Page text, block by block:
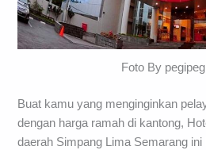
Foto By
Buat kamu yang menginginkan
dengan harga ramah di kantong,
daerah Simpang Lima Semarang ini